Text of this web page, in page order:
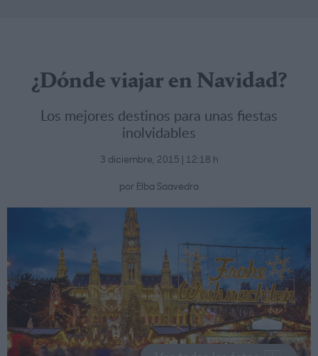
¿Dónde viajar en Navidad?
Los mejores destinos para unas fiestas
inolvidables
3 diciembre, 2015 | 12:18 h
por Elba Saavedra